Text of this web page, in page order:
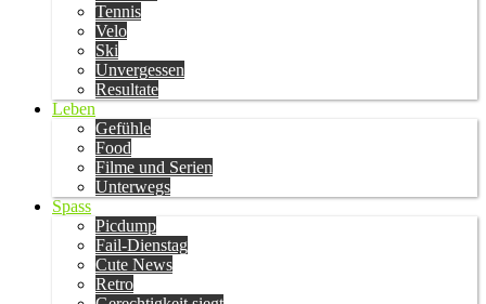
Tennis
Velo
Ski
Unvergessen
Resultate
Leben
Gefühle
Food
Filme und Serien
Unterwegs
Spass
Picdump
Fail-Dienstag
Cute News
Retro